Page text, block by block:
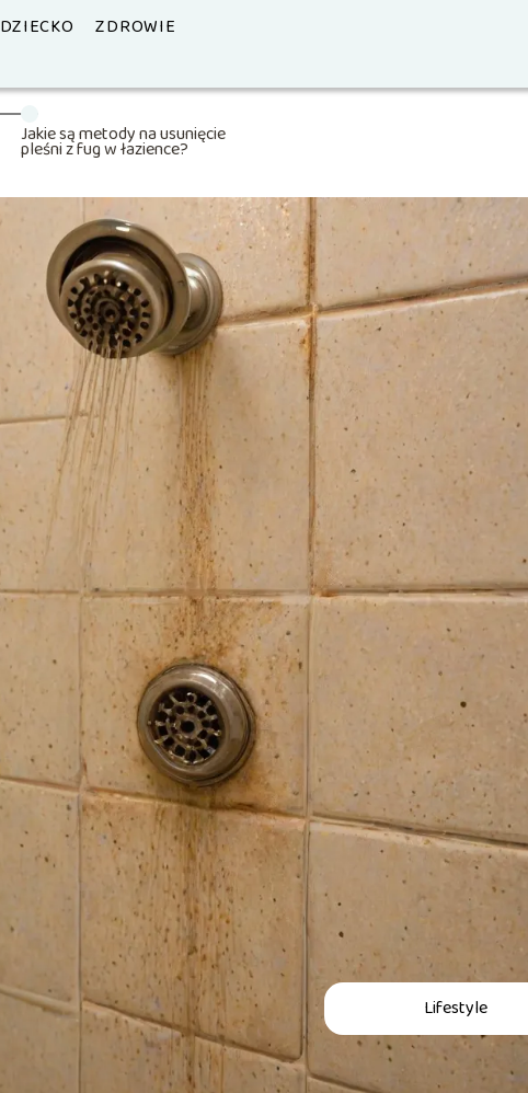
DZIECKO ZDROWIE
Jakie są metody na usunięcie
pleśni z fug w łazience?
Lifestyle